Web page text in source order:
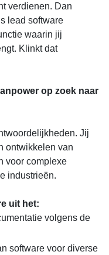
verdienen. Dan
lead software
waarin jij
Klinkt dat
op zoek naar
Jij
ontwikkelen van
voor complexe
industrieën.
uit het:
volgens de
software voor diverse